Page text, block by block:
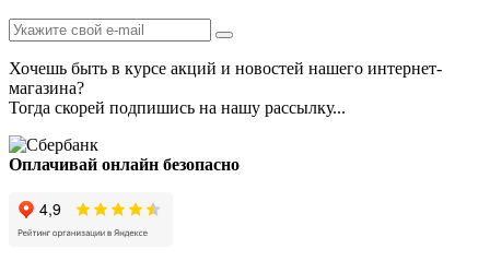
Хочешь быть в курсе акций и новостей нашего интернет-
магазина?
Тогда скорей подпишись на нашу рассылку...
Оплачивай онлайн безопасно